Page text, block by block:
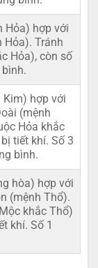
Hỏa) hợp với
Hỏa). Tránh
Hỏa), còn số
Kim) hợp với
(mệnh
Hỏa khắc
tiết khí. Số 3
bình.
hòa) hợp với
(mệnh Thổ).
khắc Thổ)
khí. Số 1